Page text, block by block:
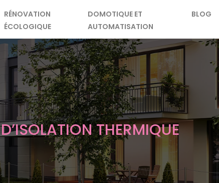
RÉNOVATION
ÉCOLOGIQUE
DOMOTIQUE ET
AUTOMATISATION
BLOG
THERMIQUE